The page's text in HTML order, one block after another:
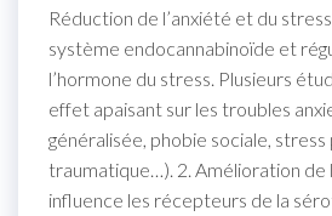
Réduction de l’anxiété et du
système endocannabinoïde et
l’hormone du stress. Plusieurs
effet apaisant sur les troubles
généralisée, phobie sociale,
traumatique…). 2. Amélioration de
influence les récepteurs de la